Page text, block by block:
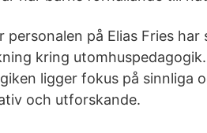
på Elias Fries har
kring
ligger fokus på sinnliga
och utforskande.